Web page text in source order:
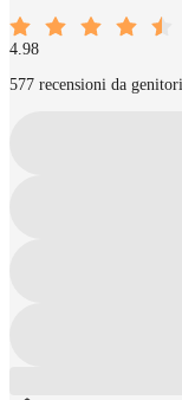
4.98
577 recensioni da genitori